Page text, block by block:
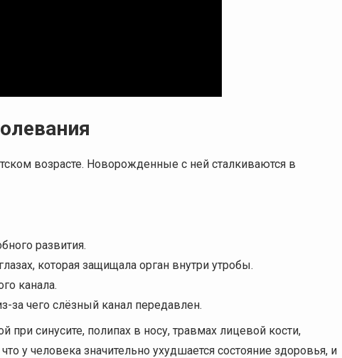
возрасте. Новорожденные с ней сталкиваются в
развития.
которая защищала орган внутри утробы.
канала.
за чего слёзный канал передавлен.
синусите, полипах в носу, травмах лицевой кости,
у человека значительно ухудшается состояние здоровья, и